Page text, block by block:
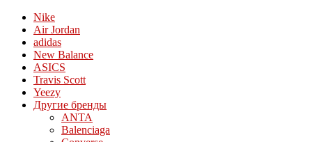
Nike
Air Jordan
adidas
New Balance
ASICS
Travis Scott
Yeezy
Другие бренды
ANTA
Balenciaga